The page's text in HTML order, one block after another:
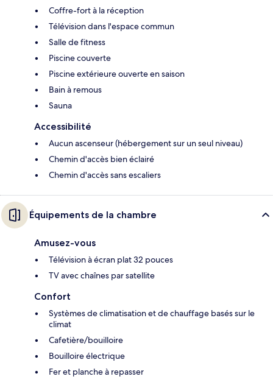
Coffre-fort à la réception
Télévision dans l'espace commun
Salle de fitness
Piscine couverte
Piscine extérieure ouverte en saison
Bain à remous
Sauna
Accessibilité
Aucun ascenseur (hébergement sur un seul niveau)
Chemin d'accès bien éclairé
Chemin d'accès sans escaliers
Équipements de la chambre
Amusez-vous
Télévision à écran plat 32 pouces
TV avec chaînes par satellite
Confort
Systèmes de climatisation et de chauffage basés sur le
climat
Cafetière/bouilloire
Bouilloire électrique
Fer et planche à repasser